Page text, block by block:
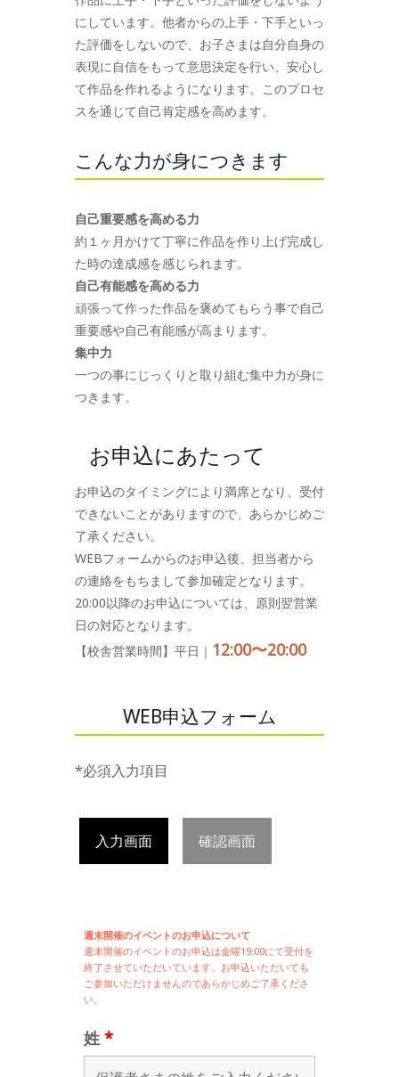
にしています。他者からの上手・下手といっ
た評価をしないので、お子さまは自分自身の
表現に自信をもって意思決定を行い、安心し
て作品を作れるようになります。このプロセ
スを通じて自己肯定感を高めます。
こんな力が身につきます
自己重要感を高める力
約１ヶ月かけて丁寧に作品を作り上げ完成し
た時の達成感を感じられます。
自己有能感を高める力
頑張って作った作品を褒めてもらう事で自己
重要感や自己有能感が高まります。
集中力
一つの事にじっくりと取り組む集中力が身に
つきます。
お申込にあたって
お申込のタイミングにより満席となり、受付
できないことがありますので、あらかじめご
了承ください。
WEBフォームからのお申込後、担当者から
の連絡をもちまして参加確定となります。
20:00以降のお申込については、原則翌営業
日の対応となります。
【校舎営業時間】平日｜ 12:00〜20:00
WEB申込フォーム
*必須入力項目
入力画面 確認画面
週末開催のイベントのお申込について
週末開催のイベントのお申込は金曜19:00にて受付を
終了させていただいています。お申込いただいても
ご参加いただけませんのであらかじめご了承くださ
い。
姓 *